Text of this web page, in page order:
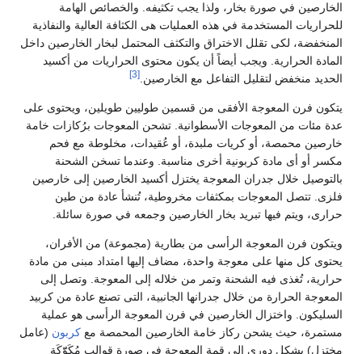
الخارصين في صورة بخار، ولذا يجب تكثيفه. والخصائص الهامة
للحراريات المستخدمة في هذه العمليات هى الكثافة العالية والنفاذية
المنخفضة، لكى تقلل الاختراق والتكثف المحتمل لبخار الخارصين داخل
المادة الحرارية. ويجب أيضاً أن يكون محتوى الحراريات من أكسيد
الحديد منخفض لتقليل التفاعل مع الخارصين. [3]
يتكون فرن المعوجة الأفقى من قسمين طوليين طويلين، ويحتوى على
عدة مئات من المعوجات الأسطوانية. تشحن المعوجات برُكازات خامة
خارصين محمصة، أو كريات ملبدة، أو عُقيدات، مخلوطة مع فحم
مكسر أو أى مادة كربونية أخرى مناسبة. وعندما تسخن الشحنة
بالتوصيل خلال جدران المعوجة يختزل أكسيد الخارصين إلى خارصين
فلزى. تتصل المعوجات بمكثفات مخروطية، تُنشأ عادة من طين
حرارى، ويتم فيها تبريد بخار الخارصين وجمعه في صورة سائلة.
ويتكون فرن المعوجة الرأسى من بطارية (مجموعة) من الأفران،
يحتوى كل منها على معوجة واحدة، مضاف إليها امتداد مبنى من مادة
حرارية، تُغذى فيه الشحنة وتمر من خلاله إلى المعوجة. وتصل إلى
المعوجة الحرارة من خلال جدرانها الجانبية، التى تصنع عادة من كربيد
السليكون. واختزال الخارصين في فرن المعوجة الرأسى هو عملية
مستمرة، حيث يشحن ركاز خامة الخارصين المحمصة مع كربون (عامل
مختزِل) بشكل دورى إلى قمة المعوجة في صورة قوالب مُكَوّّكَة